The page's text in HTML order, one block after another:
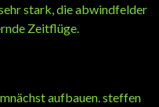
stark, die abwindfelder
Zeitflüge.
aufbauen. steffen